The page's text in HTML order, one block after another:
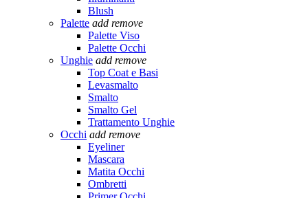
Blush
Palette add remove
Palette Viso
Palette Occhi
Unghie add remove
Top Coat e Basi
Levasmalto
Smalto
Smalto Gel
Trattamento Unghie
Occhi add remove
Eyeliner
Mascara
Matita Occhi
Ombretti